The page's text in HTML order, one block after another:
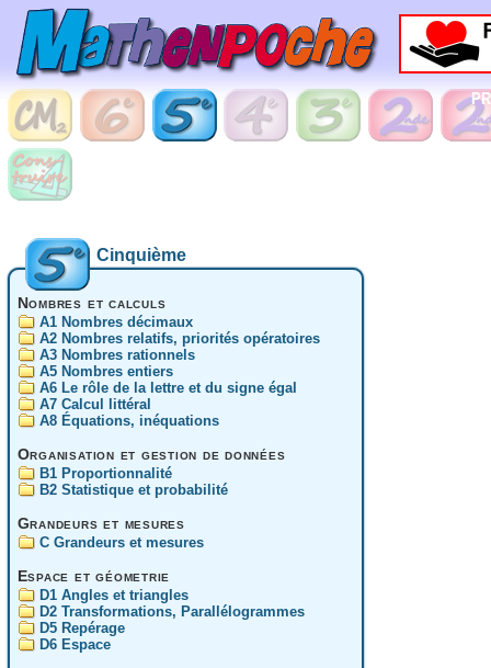
Cinquième
Nombres et calculs
A1 Nombres décimaux
A2 Nombres relatifs, priorités opératoires
A3 Nombres rationnels
A5 Nombres entiers
A6 Le rôle de la lettre et du signe égal
A7 Calcul littéral
A8 Équations, inéquations
Organisation et gestion de données
B1 Proportionnalité
B2 Statistique et probabilité
Grandeurs et mesures
C Grandeurs et mesures
Espace et géometrie
D1 Angles et triangles
D2 Transformations, Parallélogrammes
D5 Repérage
D6 Espace